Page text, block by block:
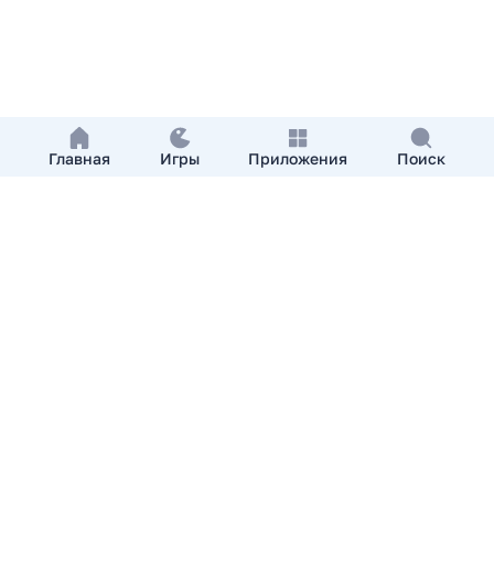
Главная Игры Приложения Поиск